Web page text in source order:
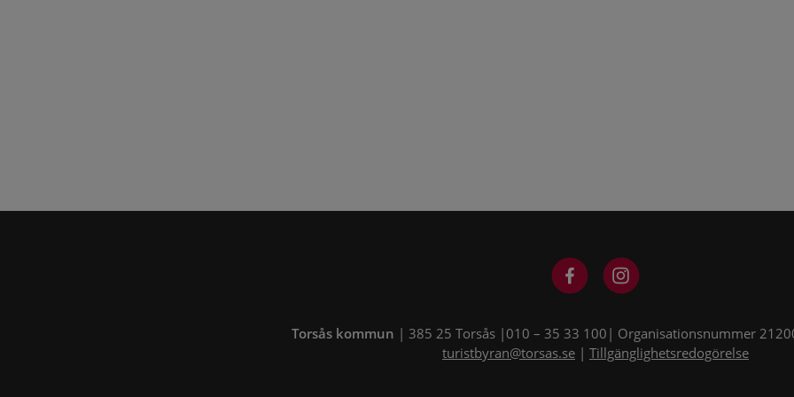
Torsås kommun | 385 25 Torsås |010 – 35 33 100| Organisationsnummer
turistbyran@torsas.se | Tillgänglighetsredogörelse